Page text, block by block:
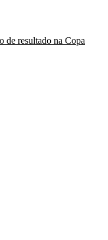
de resultado na Copa